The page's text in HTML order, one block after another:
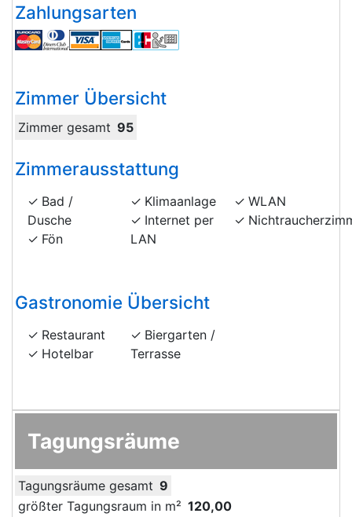
Zahlungsarten
Zimmer Übersicht
Zimmer gesamt 95
Zimmerausstattung
Bad /
Dusche
Fön
Klimaanlage
Internet per
LAN
WLAN
Gastronomie Übersicht
Restaurant
Hotelbar
Biergarten /
Terrasse
Tagungsräume
Tagungsräume gesamt 9
größter Tagungsraum in m² 120,00